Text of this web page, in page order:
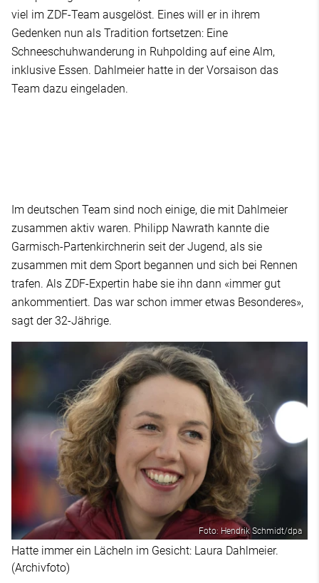
viel im ZDF-Team ausgelöst. Eines will er in ihrem
Gedenken nun als Tradition fortsetzen: Eine
Schneeschuhwanderung in Ruhpolding auf eine Alm,
inklusive Essen. Dahlmeier hatte in der Vorsaison das
Team dazu eingeladen.
Im deutschen Team sind noch einige, die mit Dahlmeier
zusammen aktiv waren. Philipp Nawrath kannte die
Garmisch-Partenkirchnerin seit der Jugend, als sie
zusammen mit dem Sport begannen und sich bei Rennen
trafen. Als ZDF-Expertin habe sie ihn dann «immer gut
ankommentiert. Das war schon immer etwas Besonderes»,
sagt der 32-Jährige.
Foto: Hendrik Schmidt/dpa
Hatte immer ein Lächeln im Gesicht: Laura Dahlmeier.
(Archivfoto)